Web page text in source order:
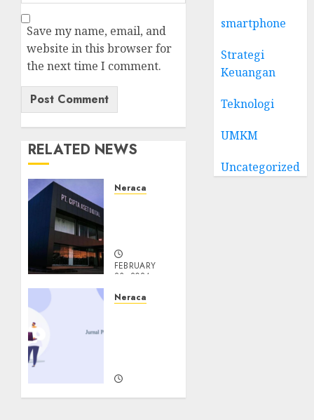
Save my name, email, and
website in this browser for
the next time I comment.
RELATED NEWS
Neraca
FEBRUARY
23, 2024
Neraca
23, 2024
smartphone
Strategi
Keuangan
Teknologi
UMKM
Uncategorized